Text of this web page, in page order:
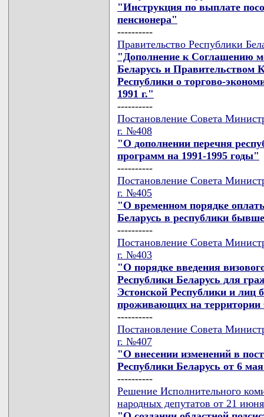
"Инструкция по выплате
пенсионера"
----------
Правительство Республики
"Дополнение к Соглашению
Беларусь и Правительством
Республики о торгово-
1991 г."
----------
Постановление Совета
г. №408
"О дополнении перечня
программ на 1991-1995 годы"
----------
Постановление Совета
г. №405
"О временном порядке
Беларусь в республики
----------
Постановление Совета
г. №403
"О порядке введения
Республики Беларусь для
Эстонской Республики и лиц
проживающих на территории
----------
Постановление Совета
г. №407
"О внесении изменений в
Республики Беларусь от 6
----------
Решение Исполнительного
народных депутатов от 21